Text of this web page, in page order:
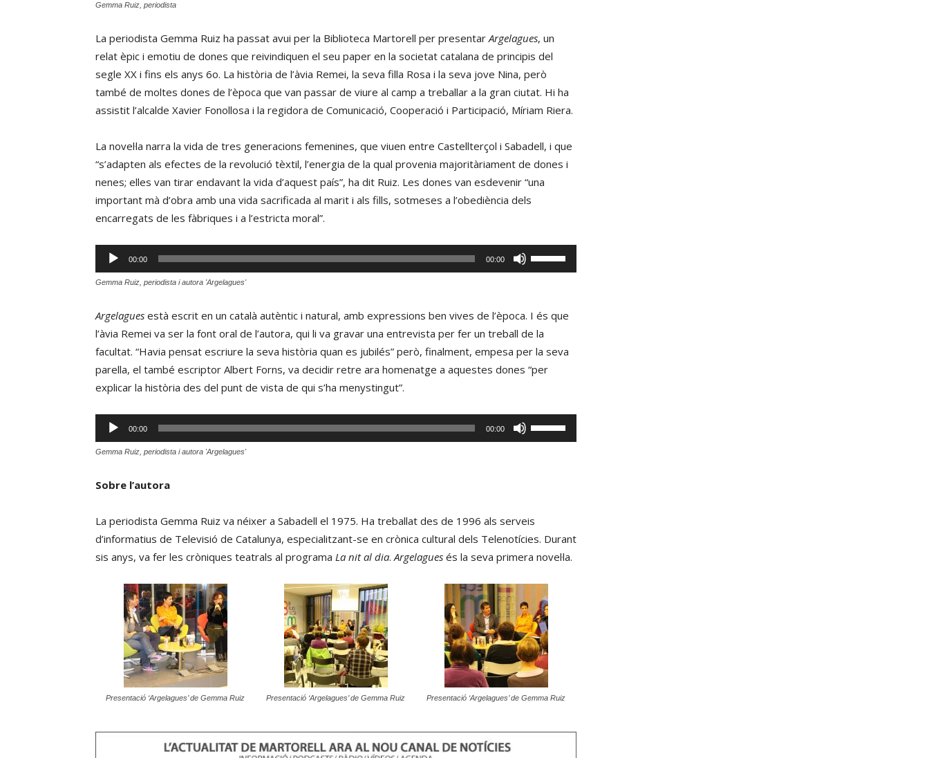
Gemma Ruiz, periodista
La periodista Gemma Ruiz ha passat avui per la Biblioteca Martorell per presentarArgelagues, un
relat èpic i emotiu de dones que reivindiquen el seu paper en la societat catalana de principis del
segle XX i fins els anys 6o. La història de l’àvia Remei, la seva filla Rosa i la seva jove Nina, però
també de moltes dones de l’època que van passar de viure al camp a treballar a la gran ciutat. Hi ha
assistit l’alcalde Xavier Fonollosa i la regidora de Comunicació, Cooperació i Participació, Míriam Riera.
La novel·la narra la vida de tres generacions femenines, que viuen entre Castellterçol i Sabadell, i que
“s’adapten als efectes de la revolució tèxtil, l’energia de la qual provenia majoritàriament de dones i
nenes; elles van tirar endavant la vida d’aquest país”, ha dit Ruiz. Les dones van esdevenir “una
important mà d’obra amb una vida sacrificada al marit i als fills, sotmeses a l’obediència dels
encarregats de les fàbriques i a l’estricta moral”.
Reproductor
d'àudio
00:00 00:00
servir
amunt/cap
per
incrementar
Gemma Ruiz, periodista i autora 'Argelagues'
Argelagues està escrit en un català autèntic i natural, amb expressions ben vives de l’època. I és que
l’àvia Remei va ser la font oral de l’autora, qui li va gravar una entrevista per fer un treball de la
facultat. “Havia pensat escriure la seva història quan es jubilés” però, finalment, empesa per la seva
parella, el també escriptor Albert Forns, va decidir retre ara homenatge a aquestes dones “per
explicar la història des del punt de vista de qui s’ha menystingut”.
Reproductor
d'àudio
00:00 00:00
servir
per
incrementar
o
disminuir
el
volum.
Gemma Ruiz, periodista i autora 'Argelagues'
Sobre l’autora
La periodista Gemma Ruiz va néixer a Sabadell el 1975. Ha treballat des de 1996 als serveis
d’informatius de Televisió de Catalunya, especialitzant-se en crònica cultural dels Telenotícies. Durant
sis anys, va fer les cròniques teatrals al programa La nit al dia.Argelagues és la seva primera novel·la.
Presentació ‘Argelagues’ de Gemma Ruiz Presentació ‘Argelagues’ de Gemma Ruiz Presentació ‘Argelagues’ de Gemma Ruiz